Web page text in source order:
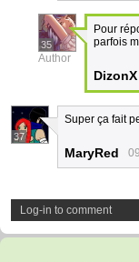
35
Author
Pour
parfois
DizonX
37
Super ça fait
MaryRed
Log-in to comment